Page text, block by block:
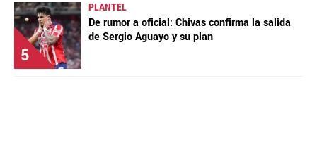
5
PLANTEL
De rumor a oficial: Chivas confirma la salida
de Sergio Aguayo y su plan